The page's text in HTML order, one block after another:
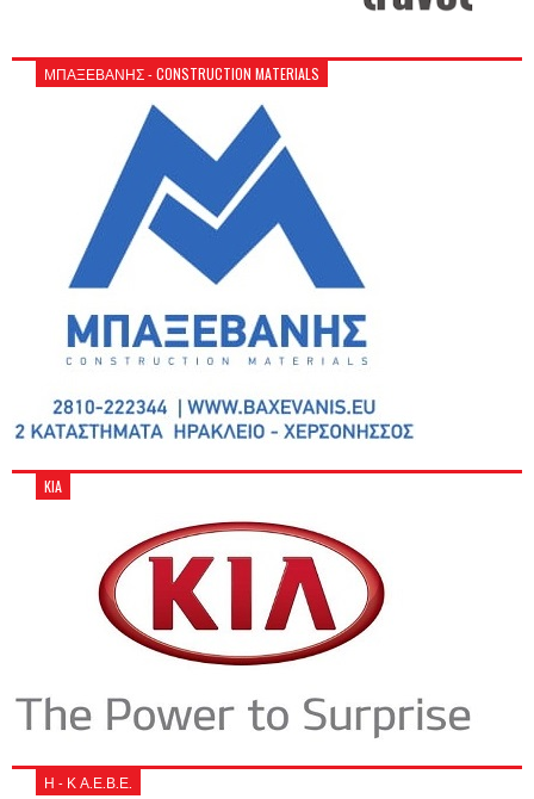
ΜΠΑΞΕΒΑΝΗΣ - CONSTRUCTION MATERIALS
KIA
Η - Κ Α.Ε.Β.Ε.